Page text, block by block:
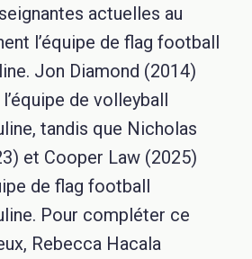
actuelles au
l’équipe de flag football
Jon Diamond (2014)
de volleyball
tandis que Nicholas
et Cooper Law (2025)
de flag football
Pour compléter ce
Rebecca Hacala